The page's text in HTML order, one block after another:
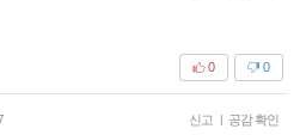
0
0
신고 | 공감 확인